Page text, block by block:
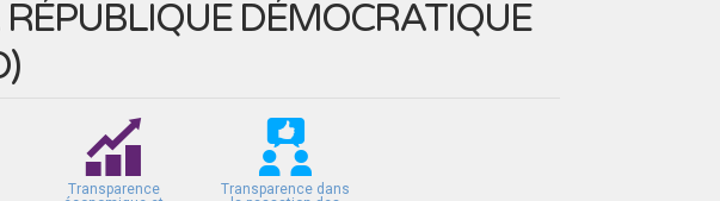
DÉMOCRATIQUE
)
Transparence
Transparence dans